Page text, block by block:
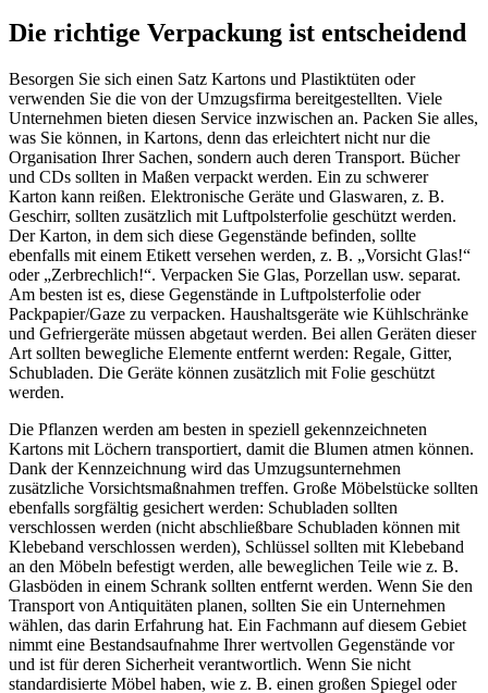
Die richtige Verpackung ist entscheidend
Besorgen Sie sich einen Satz Kartons und Plastiktüten oder
verwenden Sie die von der Umzugsfirma bereitgestellten. Viele
Unternehmen bieten diesen Service inzwischen an. Packen Sie alles,
was Sie können, in Kartons, denn das erleichtert nicht nur die
Organisation Ihrer Sachen, sondern auch deren Transport. Bücher
und CDs sollten in Maßen verpackt werden. Ein zu schwerer
Karton kann reißen. Elektronische Geräte und Glaswaren, z. B.
Geschirr, sollten zusätzlich mit Luftpolsterfolie geschützt werden.
Der Karton, in dem sich diese Gegenstände befinden, sollte
ebenfalls mit einem Etikett versehen werden, z. B. „Vorsicht Glas!“
oder „Zerbrechlich!“. Verpacken Sie Glas, Porzellan usw. separat.
Am besten ist es, diese Gegenstände in Luftpolsterfolie oder
Packpapier/Gaze zu verpacken. Haushaltsgeräte wie Kühlschränke
und Gefriergeräte müssen abgetaut werden. Bei allen Geräten dieser
Art sollten bewegliche Elemente entfernt werden: Regale, Gitter,
Schubladen. Die Geräte können zusätzlich mit Folie geschützt
werden.
Die Pflanzen werden am besten in speziell gekennzeichneten
Kartons mit Löchern transportiert, damit die Blumen atmen können.
Dank der Kennzeichnung wird das Umzugsunternehmen
zusätzliche Vorsichtsmaßnahmen treffen. Große Möbelstücke sollten
ebenfalls sorgfältig gesichert werden: Schubladen sollten
verschlossen werden (nicht abschließbare Schubladen können mit
Klebeband verschlossen werden), Schlüssel sollten mit Klebeband
an den Möbeln befestigt werden, alle beweglichen Teile wie z. B.
Glasböden in einem Schrank sollten entfernt werden. Wenn Sie den
Transport von Antiquitäten planen, sollten Sie ein Unternehmen
wählen, das darin Erfahrung hat. Ein Fachmann auf diesem Gebiet
nimmt eine Bestandsaufnahme Ihrer wertvollen Gegenstände vor
und ist für deren Sicherheit verantwortlich. Wenn Sie nicht
standardisierte Möbel haben, wie z. B. einen großen Spiegel oder